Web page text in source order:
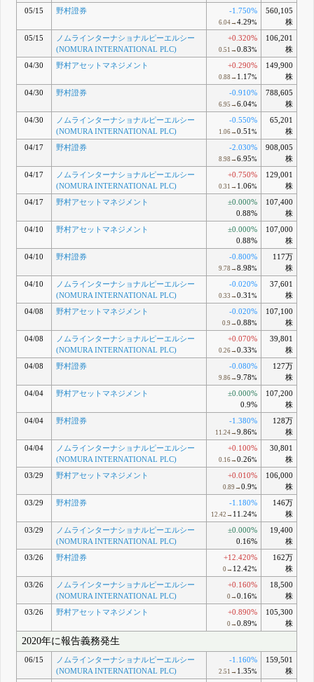
05/15
野村證券 -1.750%
6.04→ 4.29%
560,105
株
05/15
ノムラインターナショナルピーエルシー
(NOMURA INTERNATIONAL PLC)
+0.320%
0.51→ 0.83%
106,201
株
04/30
野村アセットマネジメント +0.290%
0.88→ 1.17%
149,900
株
04/30
野村證券 -0.910%
6.95→ 6.04%
788,605
株
04/30
ノムラインターナショナルピーエルシー
(NOMURA INTERNATIONAL PLC)
-0.550%
1.06→ 0.51 %
65,201
株
04/17
野村證券 -2.030%
8.98→ 6.95%
908,005
株
04/17
ノムラインターナショナルピーエルシー
(NOMURA INTERNATIONAL PLC)
+0.750%
0.31→ 1.06%
129,001
株
04/17
野村アセットマネジメント
±0.000%
0.88%
107,400
株
04/10
野村アセットマネジメント
±0.000%
0.88%
107,000
株
04/10
野村證券 -0.800%
9.78→ 8.98%
117万
株
04/10
ノムラインターナショナルピーエルシー
(NOMURA INTERNATIONAL PLC)
-0.020%
0.33→ 0.31 %
37,601
株
04/08
野村アセットマネジメント -0.020%
0.9→ 0.88%
107,100
株
04/08
ノムラインターナショナルピーエルシー
(NOMURA INTERNATIONAL PLC)
+0.070%
0.26→ 0.33%
39,801
株
04/08
野村證券 -0.080%
9.86→ 9.78%
127万
株
04/04
野村アセットマネジメント
±0.000%
0.9%
107,200
株
04/04
野村證券 -1.380%
11.24→ 9.86%
128万
株
04/04
ノムラインターナショナルピーエルシー
(NOMURA INTERNATIONAL PLC)
+0.100%
0.16→ 0.26%
30,801
株
03/29
野村アセットマネジメント +0.010%
0.89→ 0.9%
106,000
株
03/29
野村證券 -1.180%
12.42→ 11.24%
146万
株
03/29
ノムラインターナショナルピーエルシー
(NOMURA INTERNATIONAL PLC)
±0.000%
0.16%
19,400
株
03/26
野村證券 +12.420%
0→ 12.42%
162万
株
03/26
ノムラインターナショナルピーエルシー
(NOMURA INTERNATIONAL PLC)
+0.160%
0→ 0.16%
18,500
株
03/26
野村アセットマネジメント +0.890%
0→ 0.89%
105,300
株
2020年に報告義務発生
06/15
ノムラインターナショナルピーエルシー
(NOMURA INTERNATIONAL PLC)
-1.160%
2.51→ 1.35%
159,501
株